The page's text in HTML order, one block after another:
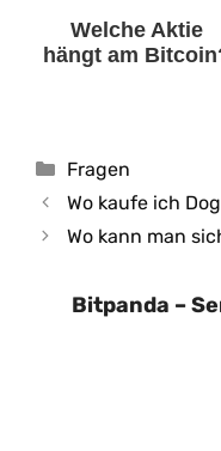
Welche Aktie
hängt am
Kategorien
Fragen
Wo kaufe ich
Wo kann man
Bitpanda –